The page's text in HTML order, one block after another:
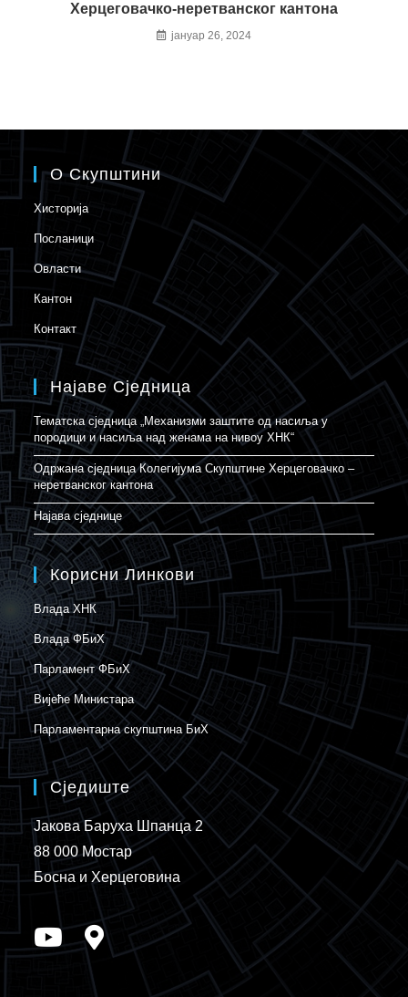
Херцеговачко-неретванског кантона
јануар 26, 2024
О Скупштини
Хисторија
Посланици
Овласти
Кантон
Контакт
Најаве Сједница
Тематска сједница „Механизми заштите од насиља у
породици и насиља над женама на нивоу ХНК“
Одржана сједница Колегијума Скупштине Херцеговачко –
неретванског кантона
Најава сједнице
Корисни Линкови
Влада ХНК
Влада ФБиХ
Парламент ФБиХ
Вијеће Министара
Парламентарна скупштина БиХ
Сједиште
Јакова Баруха Шпанца 2
88 000 Мостар
Босна и Херцеговина